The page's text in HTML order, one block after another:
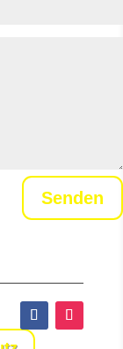
Senden